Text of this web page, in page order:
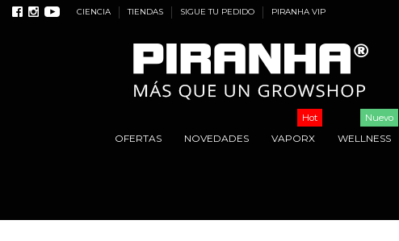
CIENCIA TIENDAS SIGUE TU PEDIDO PIRANHA VIP
OFERTAS NOVEDADES VAPORX
Hot
WELLNESS
Nuevo